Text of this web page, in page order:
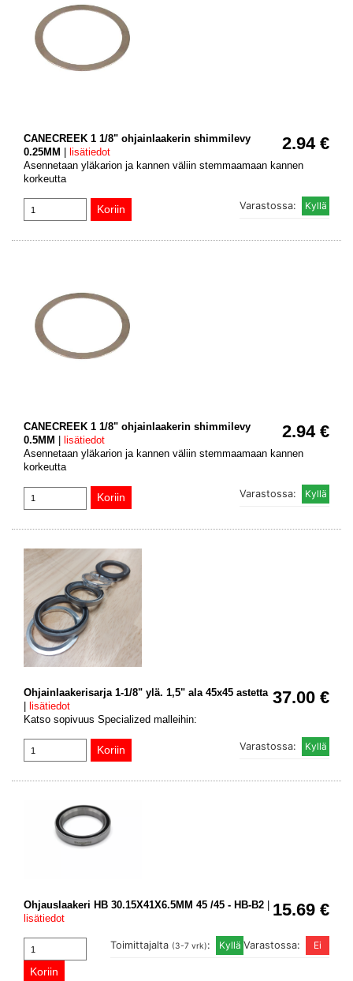
2.94 €
CANECREEK 1 1/8" ohjainlaakerin shimmilevy
0.25MM
lisätiedot
Asennetaan yläkarion ja kannen väliin stemmaamaan kannen
korkeutta
Varastossa:
2.94 €
CANECREEK 1 1/8" ohjainlaakerin shimmilevy
0.5MM
lisätiedot
Asennetaan yläkarion ja kannen väliin stemmaamaan kannen
korkeutta
Varastossa:
37.00 €
Ohjainlaakerisarja 1-1/8" ylä. 1,5" ala 45x45 astetta
| lisätiedot
Katso sopivuus Specialized malleihin:
Varastossa:
15.69 €
Ohjauslaakeri HB 30.15X41X6.5MM 45 /45 - HB-B2
lisätiedot
Varastossa:
Toimittajalta (3-7 vrk):